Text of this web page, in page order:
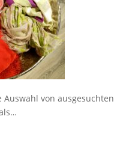
Auswahl von ausgesuchten